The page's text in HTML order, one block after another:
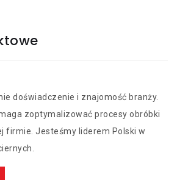
doświadczenie i znajomość branży.
zoptymalizować procesy obróbki
firmie. Jesteśmy liderem Polski w